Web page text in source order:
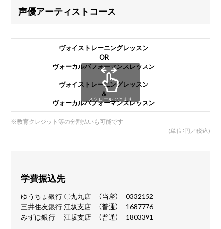
声優アーティストコース
ヴォイストレーニングレッスン
OR
ヴォーカルパフォーマンスレッスン
ヴォイストレーニングレッスン
＆
ヴォーカルパフォーマンスレッスン
スクロールできます
※教育クレジット等の分割払いも可能です
(単位：円／税込)
学費振込先
ゆうちょ銀行 〇九九店 （当座） 0332152
三井住友銀行 江坂支店 （普通） 1687776
みずほ銀行 江坂支店 （普通） 1803391